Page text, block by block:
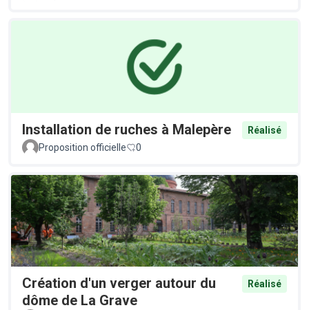
Installation de ruches à Malepère
Réalisé
Proposition officielle
0
Création d'un verger autour du
dôme de La Grave
Réalisé